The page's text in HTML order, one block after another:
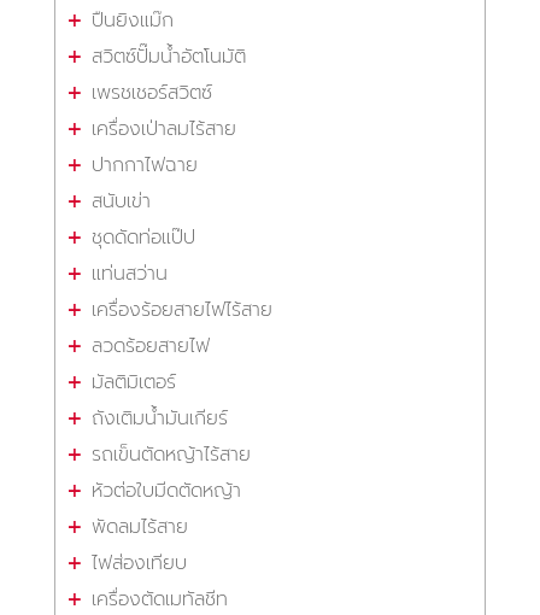
ปืนยิงแม๊ก
สวิตซ์ปั๊มน้ำอัตโนมัติ
เพรชเชอร์สวิตซ์
เครื่องเป่าลมไร้สาย
ปากกาไฟฉาย
สนับเข่า
ชุดดัดท่อแป๊ป
แท่นสว่าน
เครื่องร้อยสายไฟไร้สาย
ลวดร้อยสายไฟ
มัลติมิเตอร์
ถังเติมน้ำมันเกียร์
รถเข็นตัดหญ้าไร้สาย
หัวต่อใบมีดตัดหญ้า
พัดลมไร้สาย
ไฟส่องเทียบ
เครื่องตัดเมทัลชีท